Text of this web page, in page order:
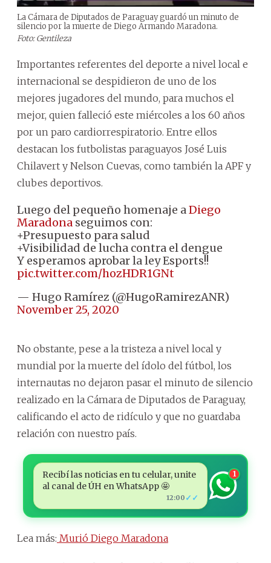
La Cámara de Diputados de Paraguay guardó un minuto de
silencio por la muerte de Diego Armando Maradona.
Foto: Gentileza
Importantes referentes del deporte a nivel local e
internacional se despidieron de uno de los
mejores jugadores del mundo, para muchos el
mejor, quien falleció este miércoles a los 60 años
por un paro cardiorrespiratorio. Entre ellos
destacan los futbolistas paraguayos José Luis
Chilavert y Nelson Cuevas, como también la APF y
clubes deportivos.
Luego del pequeño homenaje aDiego
Maradona seguimos con:
+Presupuesto para salud
+Visibilidad de lucha contra el dengue
Y esperamos aprobar la ley Esports!!
pic.twitter.com/hozHDR1GNt
— Hugo Ramírez (@HugoRamirezANR)
November 25, 2020
No obstante, pese a la tristeza a nivel local y
mundial por la muerte del ídolo del fútbol, los
internautas no dejaron pasar el minuto de silencio
realizado en la Cámara de Diputados de Paraguay,
calificando el acto de ridículo y que no guardaba
relación con nuestro país.
Recibí las noticias en tu celular, unite
al canal de ÚH en WhatsApp 🤩
12:00 ✓✓
1
Lea más: Murió Diego Maradona